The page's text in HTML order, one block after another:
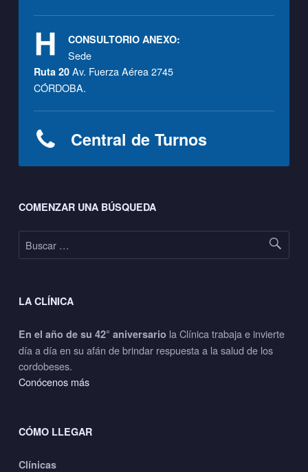
CONSULTORIO ANEXO:
Sede
Ruta 20Av. Fuerza Aérea 2745
CÓRDOBA.
Central de Turnos
COMENZAR UNA BÚSQUEDA
Buscar:
LA CLÍNICA
En el año de su 42° aniversario la Clínica trabaja e invierte
día a día en su afán de brindar respuesta a la salud de los
cordobeses.
Conócenos más
CÓMO LLEGAR
Clínicas